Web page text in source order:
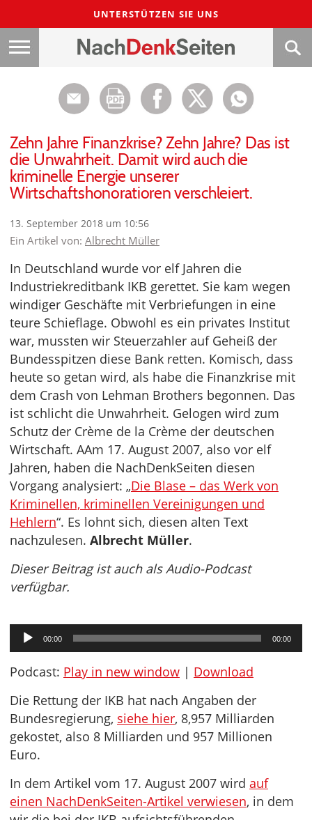
UNTERSTÜTZEN SIE UNS
Zehn Jahre Finanzkrise? Zehn Jahre? Das ist
die Unwahrheit. Damit wird auch die
kriminelle Energie unserer
Wirtschaftshonoratioren verschleiert.
13. September 2018 um 10:56
Ein Artikel von: Albrecht Müller
In Deutschland wurde vor elf Jahren die
Industriekreditbank IKB gerettet. Sie kam wegen
windiger Geschäfte mit Verbriefungen in eine
teure Schieflage. Obwohl es ein privates Institut
war, mussten wir Steuerzahler auf Geheiß der
Bundesspitzen diese Bank retten. Komisch, dass
heute so getan wird, als habe die Finanzkrise mit
dem Crash von Lehman Brothers begonnen. Das
ist schlicht die Unwahrheit. Gelogen wird zum
Schutz der Crème de la Crème der deutschen
Wirtschaft. AAm 17. August 2007, also vor elf
Jahren, haben die NachDenkSeiten diesen
Vorgang analysiert: „Die Blase – das Werk von
Kriminellen, kriminellen Vereinigungen und
Hehlern“. Es lohnt sich, diesen alten Text
nachzulesen. Albrecht Müller.
Dieser Beitrag ist auch als Audio-Podcast
verfügbar.
Audio-
Player
00:00 00:00
Podcast: Play in new window | Download
Die Rettung der IKB hat nach Angaben der
Bundesregierung, siehe hier, 8,957 Milliarden
gekostet, also 8 Milliarden und 957 Millionen
Euro.
In dem Artikel vom 17. August 2007 wird auf
einen NachDenkSeiten-Artikel verwiesen, in dem